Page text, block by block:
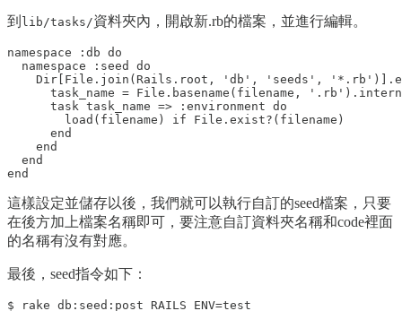
到 lib/tasks/資料夾內，開啟新.rb的檔案，並進行編輯。
namespace :db do
  namespace :seed do
Dir[File.join(Rails.root, 'db', 'seeds',
task_name = File.basename(filename,
      task task_name => :environment do
        load(filename) if File.exist?(filename)
      end
    end
  end
這樣設定並儲存以後，我們就可以執行自訂的seed檔案，只要
在後方加上檔案名稱即可，要注意自訂資料夾名稱和code裡面
的名稱有沒有對應。
最後，seed指令如下：